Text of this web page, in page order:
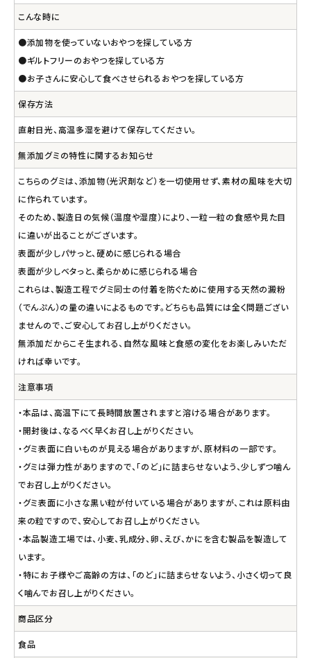
こんな時に
●添加物を使っていないおやつを探している方
●ギルトフリーのおやつを探している方
●お子さんに安心して食べさせられるおやつを探している方
保存方法
直射日光、高温多湿を避けて保存してください。
無添加グミの特性に関するお知らせ
こちらのグミは、添加物（光沢剤など）を一切使用せず、素材の風味を大切
に作られています。
そのため、製造日の気候（温度や湿度）により、一粒一粒の食感や見た目
に違いが出ることがございます。
表面が少しパサっと、硬めに感じられる場合
表面が少しベタっと、柔らかめに感じられる場合
これらは、製造工程でグミ同士の付着を防ぐために使用する天然の澱粉
（でんぷん）の量の違いによるものです。どちらも品質には全く問題ござい
ませんので、ご安心してお召し上がりください。
無添加だからこそ生まれる、自然な風味と食感の変化をお楽しみいただ
ければ幸いです。
注意事項
・本品は、高温下にて長時間放置されますと溶ける場合があります。
・開封後は、なるべく早くお召し上がりください。
・グミ表面に白いものが見える場合がありますが、原材料の一部です。
・グミは弾力性がありますので、「のど」に詰まらせないよう、少しずつ噛ん
でお召し上がりください。
・グミ表面に小さな黒い粒が付いている場合がありますが、これは原料由
来の粒ですので、安心してお召し上がりください。
・本品製造工場では、小麦、乳成分、卵、えび、かにを含む製品を製造して
います。
・特にお子様やご高齢の方は、「のど」に詰まらせないよう、小さく切って良
く噛んでお召し上がりください。
商品区分
食品